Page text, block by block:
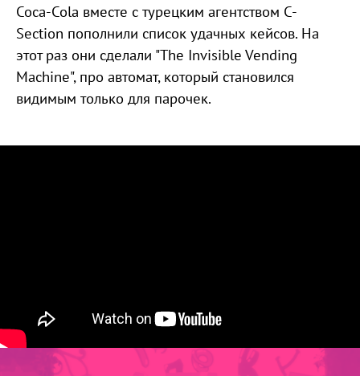
Coca-Cola вместе с турецким агентством C-
Section пополнили список удачных кейсов. На
этот раз они сделали "The Invisible Vending
Machine", про автомат, который становился
видимым только для парочек.